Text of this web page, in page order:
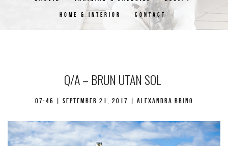
HOME & INTERIOR CONTACT
Q/A – BRUN UTAN SOL
07:46 | september 21, 2017 | Alexandra Bring